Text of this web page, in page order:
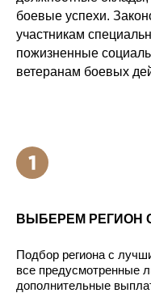
боевые успехи.
участникам
пожизненные
ветеранам боевых
ВЫБЕРЕМ РЕГИОН
Подбор региона с
все предусмотренные
дополнительные